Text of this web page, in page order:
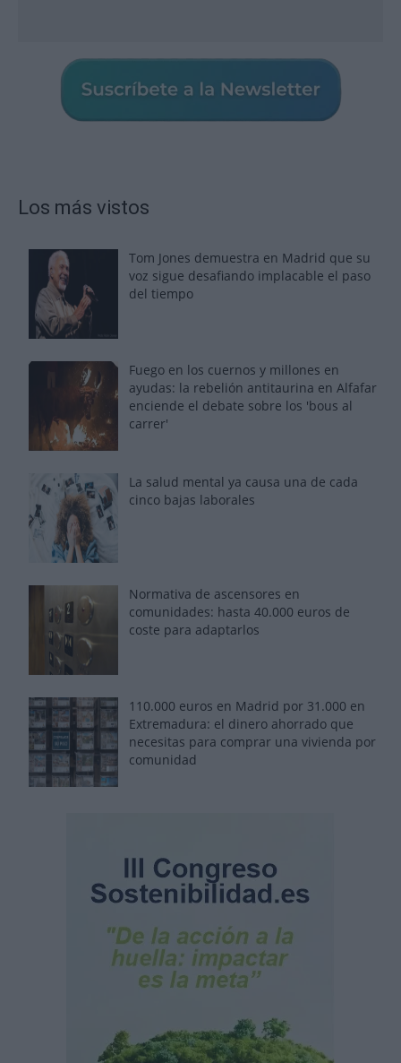
Los más vistos
Tom Jones demuestra en Madrid que su
voz sigue desafiando implacable el paso
del tiempo
Fuego en los cuernos y millones en
ayudas: la rebelión antitaurina en Alfafar
enciende el debate sobre los 'bous al
carrer'
La salud mental ya causa una de cada
cinco bajas laborales
Normativa de ascensores en
comunidades: hasta 40.000 euros de
coste para adaptarlos
110.000 euros en Madrid por 31.000 en
Extremadura: el dinero ahorrado que
necesitas para comprar una vivienda por
comunidad